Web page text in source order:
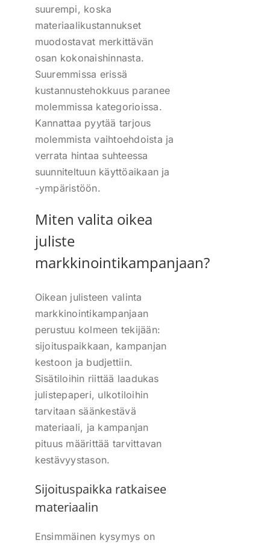
suurempi, koska
materiaalikustannukset
muodostavat merkittävän
osan kokonaishinnasta.
Suuremmissa erissä
kustannustehokkuus paranee
molemmissa kategorioissa.
Kannattaa pyytää tarjous
molemmista vaihtoehdoista ja
verrata hintaa suhteessa
suunniteltuun käyttöaikaan ja
-ympäristöön.
Miten valita oikea
juliste
markkinointikampanjaan?
Oikean julisteen valinta
markkinointikampanjaan
perustuu kolmeen tekijään:
sijoituspaikkaan, kampanjan
kestoon ja budjettiin.
Sisätiloihin riittää laadukas
julistepaperi, ulkotiloihin
tarvitaan säänkestävä
materiaali, ja kampanjan
pituus määrittää tarvittavan
kestävyystason.
Sijoituspaikka ratkaisee
materiaalin
Ensimmäinen kysymys on